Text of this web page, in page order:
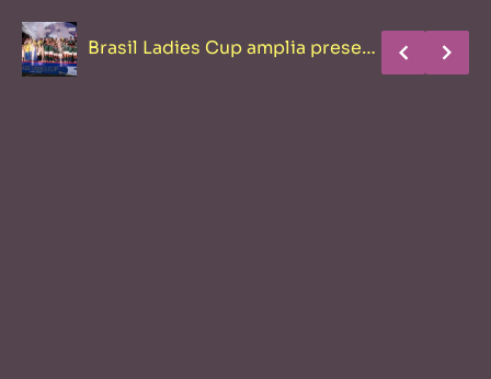
Brasil Ladies Cup amplia presença de patrocinadore